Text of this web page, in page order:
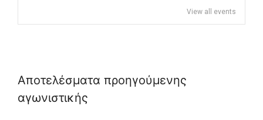
View all events
Αποτελέσματα προηγούμενης
αγωνιστικής